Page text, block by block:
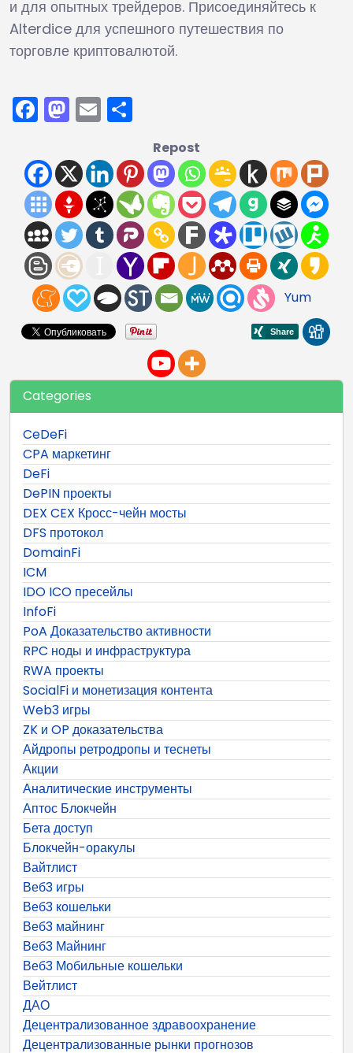
и для опытных трейдеров. Присоединяйтесь к
Alterdice для успешного путешествия по
торговле криптовалютой.
Facebook
Mastodon
Email
Repost
Yum
Categories
CeDeFi
CPA маркетинг
DeFi
DePIN проекты
DEX CEX Кросс-чейн мосты
DFS протокол
DomainFi
ICM
IDO ICO пресейлы
InfoFi
PoA Доказательство активности
RPC ноды и инфраструктура
RWA проекты
SocialFi и монетизация контента
Web3 игры
ZK и OP доказательства
Айдропы ретродропы и теснеты
Акции
Аналитические инструменты
Аптос Блокчейн
Бета доступ
Блокчейн-оракулы
Вайтлист
Веб3 игры
Веб3 кошельки
Веб3 майнинг
Веб3 Майнинг
Веб3 Мобильные кошельки
Вейтлист
ДАО
Децентрализованное здравоохранение
Децентрализованные рынки прогнозов